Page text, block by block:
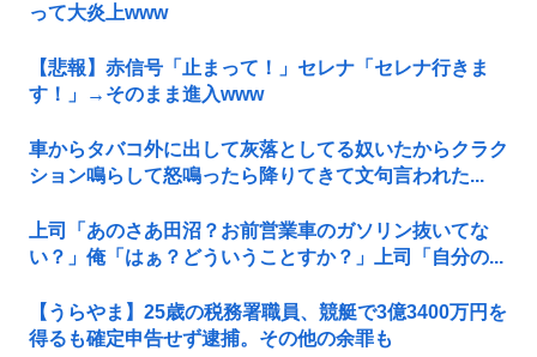
って大炎上www
【悲報】赤信号「止まって！」セレナ「セレナ行きま
す！」→そのまま進入www
車からタバコ外に出して灰落としてる奴いたからクラク
ション鳴らして怒鳴ったら降りてきて文句言われた...
上司「あのさあ田沼？お前営業車のガソリン抜いてな
い？」俺「はぁ？どういうことすか？」上司「自分の...
【うらやま】25歳の税務署職員、競艇で3億3400万円を
得るも確定申告せず逮捕。その他の余罪も